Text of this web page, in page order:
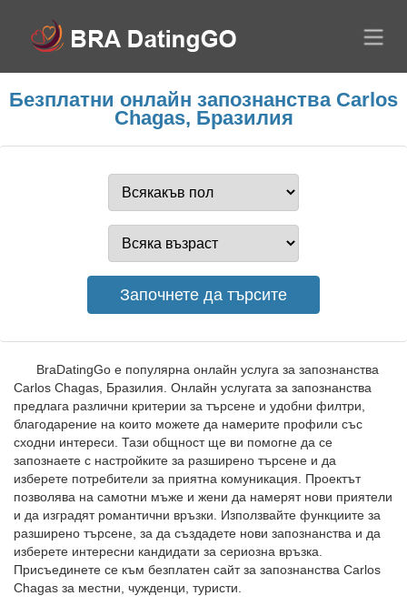
Безплатни онлайн запознанства Carlos
Chagas, Бразилия
BraDatingGo е популярна онлайн услуга за запознанства
Carlos Chagas, Бразилия. Онлайн услугата за запознанства
предлага различни критерии за търсене и удобни филтри,
благодарение на които можете да намерите профили със
сходни интереси. Тази общност ще ви помогне да се
запознаете с настройките за разширено търсене и да
изберете потребители за приятна комуникация. Проектът
позволява на самотни мъже и жени да намерят нови приятели
и да изградят романтични връзки. Използвайте функциите за
разширено търсене, за да създадете нови запознанства и да
изберете интересни кандидати за сериозна връзка.
Присъединете се към безплатен сайт за запознанства Carlos
Chagas за местни, чужденци, туристи.